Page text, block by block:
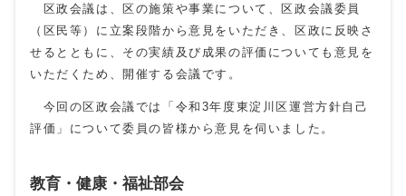
区政会議は、区の施策や事業について、区政会議委員
（区民等）に立案段階から意見をいただき、区政に反映さ
せるとともに、その実績及び成果の評価についても意見を
いただくため、開催する会議です。
今回の区政会議では「令和3年度東淀川区運営方針自己
評価」について委員の皆様から意見を伺いました。
教育・健康・福祉部会